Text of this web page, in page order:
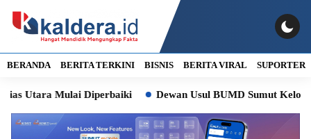
BERANDA BERITA TERKINI BISNIS BERITA VIRAL SUPORTER
Mulai Diperbaiki Dewan Usul BUMD Sumut Kelola